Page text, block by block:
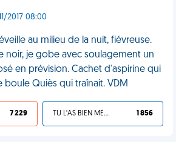
2017 08:00
au milieu de la nuit, fiévreuse.
noir, je gobe avec soulagement un
en prévision. Cachet d'aspirine qui
boule Quiès qui traînait. VDM
7 229 TU L'AS BIEN MÉRITÉ 1 856